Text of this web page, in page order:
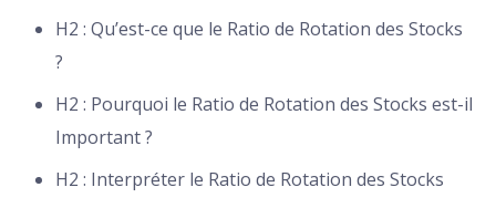
H2 : Qu’est-ce que le Ratio de Rotation des Stocks
?
H2 : Pourquoi le Ratio de Rotation des Stocks est-il
Important ?
H2 : Interpréter le Ratio de Rotation des Stocks